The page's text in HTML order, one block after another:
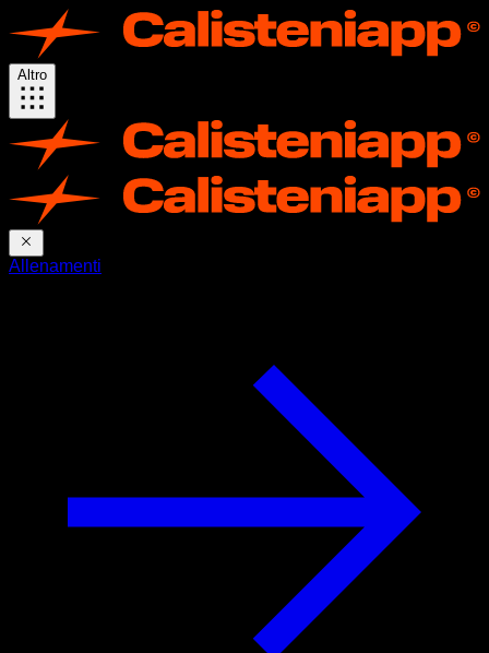
Altro
Allenamenti